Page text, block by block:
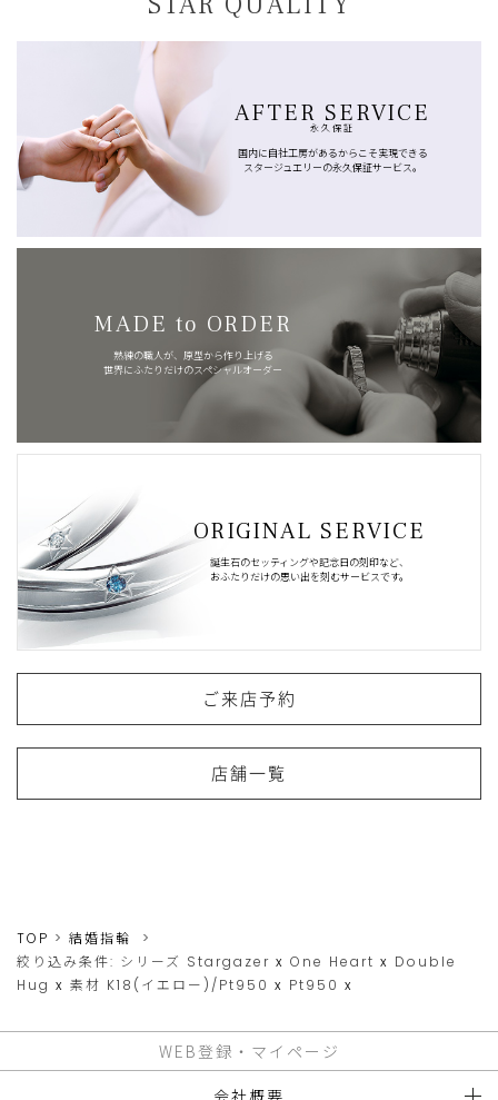
AFTER SERVICE
永久保証
国内に自社工房があるからこそ実現できる
スタージュエリーの永久保証サービス。
MADE to ORDER
熟練の職人が、原型から作り上げる
世界にふたりだけのスペシャルオーダー
ORIGINAL SERVICE
誕生石のセッティングや記念日の刻印など、
おふたりだけの思い出を刻むサービスです。
ご来店予約
店舗一覧
TOP
結婚指輪
絞り込み条件: シリーズ Stargazer x One Heart x Double
Hug x 素材 K18(イエロー)/Pt950 x Pt950 x
WEB登録・マイページ